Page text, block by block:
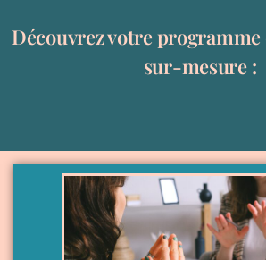
Découvrez votre
sur-mesure :